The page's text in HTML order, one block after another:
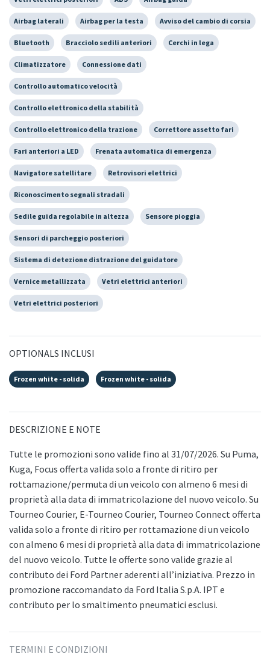
Airbag laterali Airbag per la testa Avviso del cambio di corsia
Bluetooth Bracciolo sedili anteriori Cerchi in lega
Climatizzatore Connessione dati
Controllo automatico velocità
Controllo elettronico della stabilità
Controllo elettronico della trazione Correttore assetto fari
Fari anteriori a LED Frenata automatica di emergenza
Navigatore satellitare Retrovisori elettrici
Riconoscimento segnali stradali
Sedile guida regolabile in altezza Sensore pioggia
Sensori di parcheggio posteriori
Sistema di detezione distrazione del guidatore
Vernice metallizzata Vetri elettrici anteriori
Vetri elettrici posteriori
OPTIONALS INCLUSI
Frozen white - solida Frozen white - solida
DESCRIZIONE E NOTE
Tutte le promozioni sono valide fino al 31/07/2026. Su Puma,
Kuga, Focus offerta valida solo a fronte di ritiro per
rottamazione/permuta di un veicolo con almeno 6 mesi di
proprietà alla data di immatricolazione del nuovo veicolo. Su
Tourneo Courier, E-Tourneo Courier, Tourneo Connect offerta
valida solo a fronte di ritiro per rottamazione di un veicolo
con almeno 6 mesi di proprietà alla data di immatricolazione
del nuovo veicolo. Tutte le offerte sono valide grazie al
contributo dei Ford Partner aderenti all’iniziativa. Prezzo in
promozione raccomandato da Ford Italia S.p.A. IPT e
contributo per lo smaltimento pneumatici esclusi.
TERMINI E CONDIZIONI